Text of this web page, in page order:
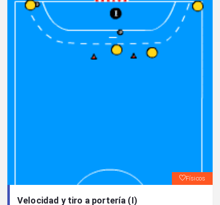
Físicos
Velocidad y tiro a portería (I)